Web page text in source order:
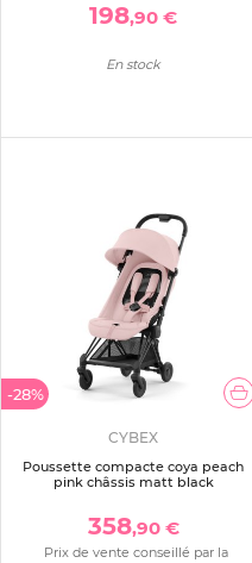
198,90 €
En stock
-28%
CYBEX
Poussette compacte coya peach
pink châssis matt black
358,90 €
Prix de vente conseillé par la